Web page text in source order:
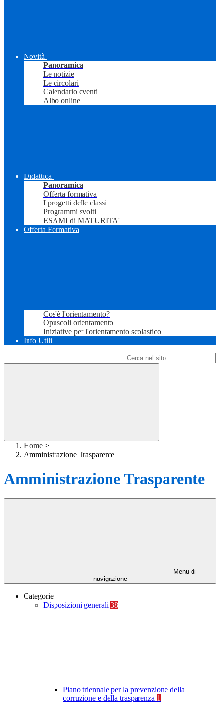
Novità
Panoramica
Le notizie
Le circolari
Calendario eventi
Albo online
Didattica
Panoramica
Offerta formativa
I progetti delle classi
Programmi svolti
ESAMI di MATURITA'
Offerta Formativa
Cos'è l'orientamento?
Opuscoli orientamento
Iniziative per l'orientamento scolastico
Info Utili
Home >
Amministrazione Trasparente
Amministrazione Trasparente
Menu di
navigazione
Categorie
Disposizioni generali 38
Piano triennale per la prevenzione della
corruzione e della trasparenza 1